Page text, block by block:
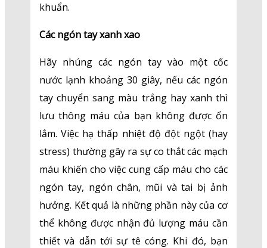
khuẩn.
Các ngón tay xanh xao
Hãy nhúng các ngón tay vào một cốc
nước lạnh khoảng 30 giây, nếu các ngón
tay chuyển sang màu trắng hay xanh thì
lưu thông máu của bạn không được ổn
lắm. Việc hạ thấp nhiệt độ đột ngột (hay
stress) thường gây ra sự co thắt các mạch
máu khiến cho việc cung cấp máu cho các
ngón tay, ngón chân, mũi và tai bị ảnh
hưởng. Kết quả là những phần này của cơ
thể không được nhận đủ lượng máu cần
thiết và dẫn tới sự tê cóng. Khi đó, bạn